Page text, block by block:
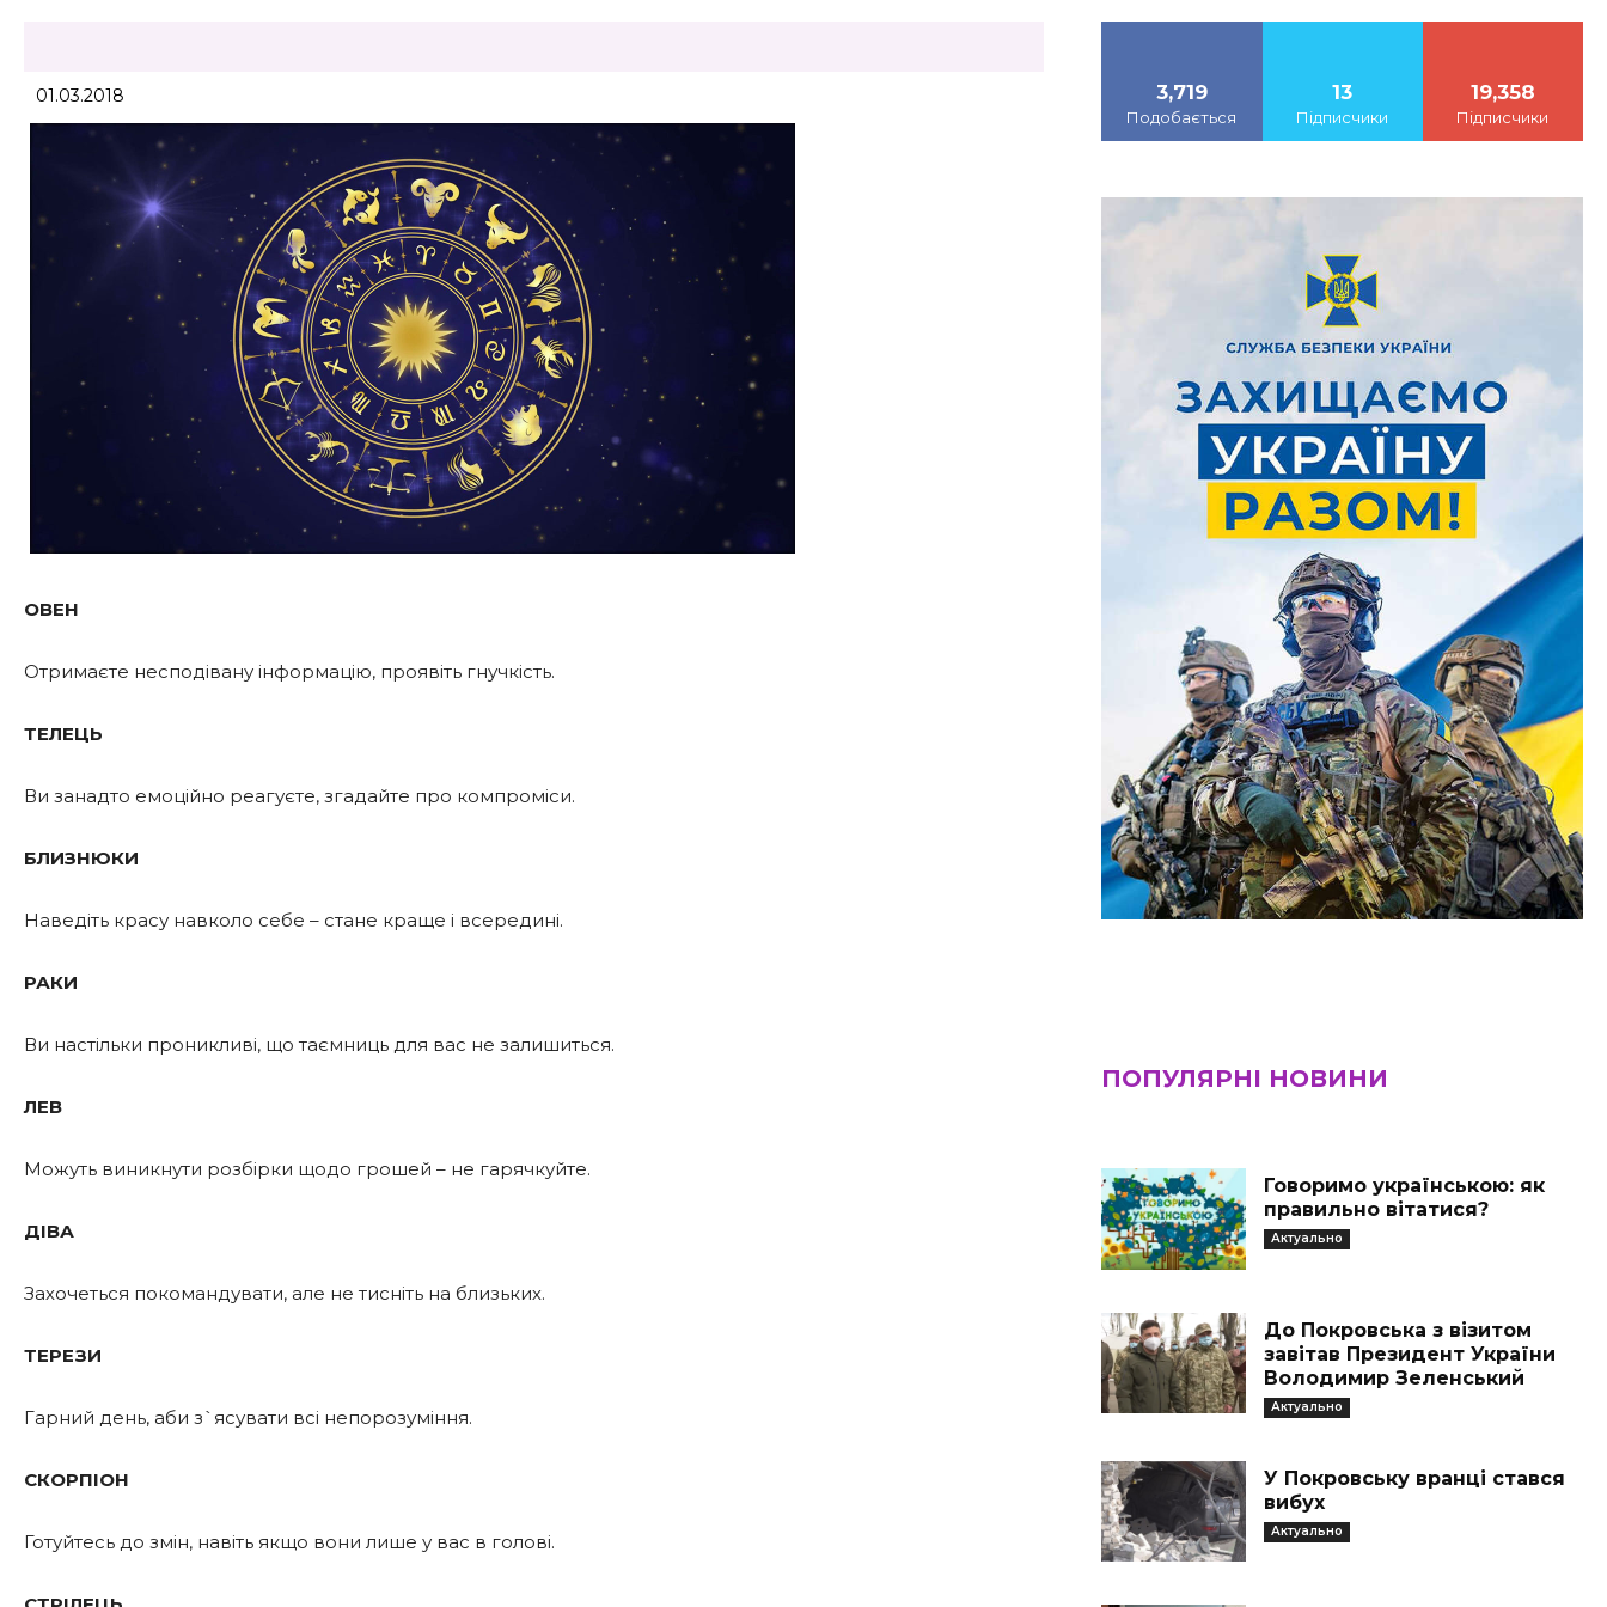
01.03.2018
ОВЕН
Отримаєте несподівану інформацію, проявіть гнучкість.
ТЕЛЕЦЬ
Ви занадто емоційно реагуєте, згадайте про компроміси.
БЛИЗНЮКИ
Наведіть красу навколо себе – стане краще і всередині.
РАКИ
Ви настільки проникливі, що таємниць для вас не залишиться.
ЛЕВ
Можуть виникнути розбірки щодо грошей – не гарячкуйте.
ДІВА
Захочеться покомандувати, але не тисніть на близьких.
ТЕРЕЗИ
Гарний день, аби з`ясувати всі непорозуміння.
СКОРПІОН
Готуйтесь до змін, навіть якщо вони лише у вас в голові.
3,719
Подобається
13
Підписчики
19,358
Підписчики
ПОПУЛЯРНІ НОВИНИ
Говоримо українською: як
правильно вітатися?
Актуально
До Покровська з візитом
завітав Президент України
Володимир Зеленський
Актуально
У Покровську вранці стався
вибух
Актуально